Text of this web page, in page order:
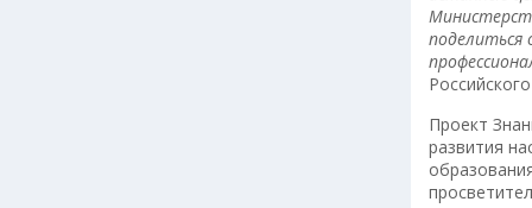
Проект
развития